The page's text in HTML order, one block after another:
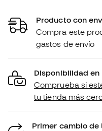
Producto con
Compra este
gastos de envío
Disponibilidad en
Comprueba si
tu tienda más
Primer cambio